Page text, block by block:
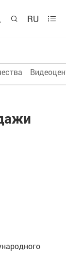
 RU 